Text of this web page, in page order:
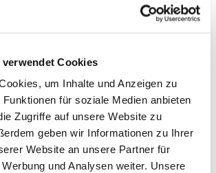
verwendet Cookies
um Inhalte und Anzeigen zu
für soziale Medien anbieten
Zugriffe auf unsere Website zu
geben wir Informationen zu Ihrer
Website an unsere Partner für
und Analysen weiter. Unsere
Palais
Unternehmerbrief
BOUNTI
Organisationen